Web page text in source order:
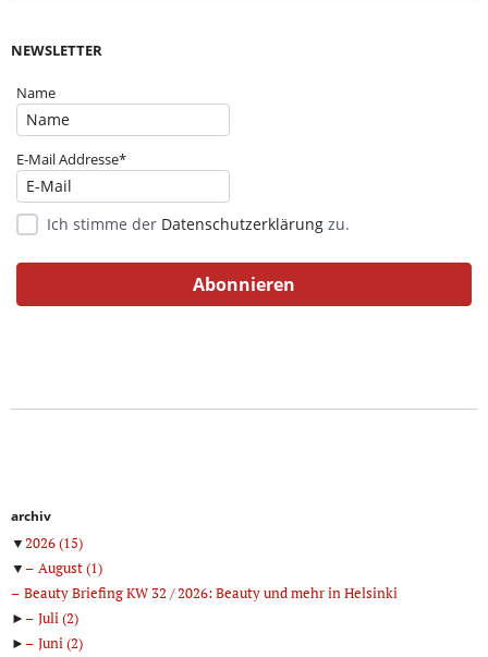
NEWSLETTER
Name
E-Mail Addresse*
Ich stimme der Datenschutzerklärung zu.
archiv
▼2026(15)
▼
August(1)
Beauty Briefing KW 32 / 2026: Beauty und mehr in Helsinki
►
Juli(2)
►
Juni(2)